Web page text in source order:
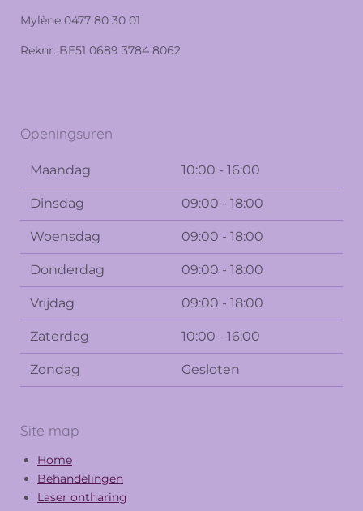
Mylène 0477 80 30 01
Reknr. BE51 0689 3784 8062
Openingsuren
Maandag 10:00 - 16:00
Dinsdag 09:00 - 18:00
Woensdag 09:00 - 18:00
Donderdag 09:00 - 18:00
Vrijdag 09:00 - 18:00
Zaterdag 10:00 - 16:00
Zondag Gesloten
Site map
Home
Behandelingen
Laser ontharing